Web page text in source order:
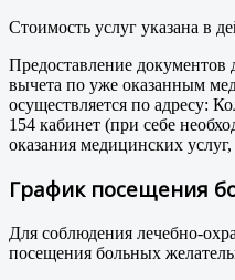
Стоимость услуг указана в
Предоставление документов
вычета по уже оказанным
осуществляется по адресу:
154 кабинет (при себе
оказания медицинских
График посещения
Для соблюдения лечебно-
посещения больных